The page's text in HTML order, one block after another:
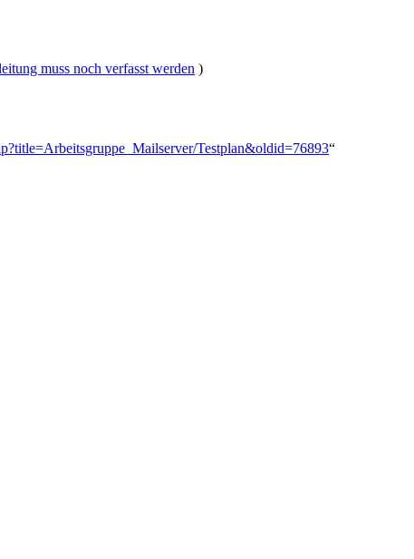
muss noch verfasst werden )
Testplan&oldid=76893“